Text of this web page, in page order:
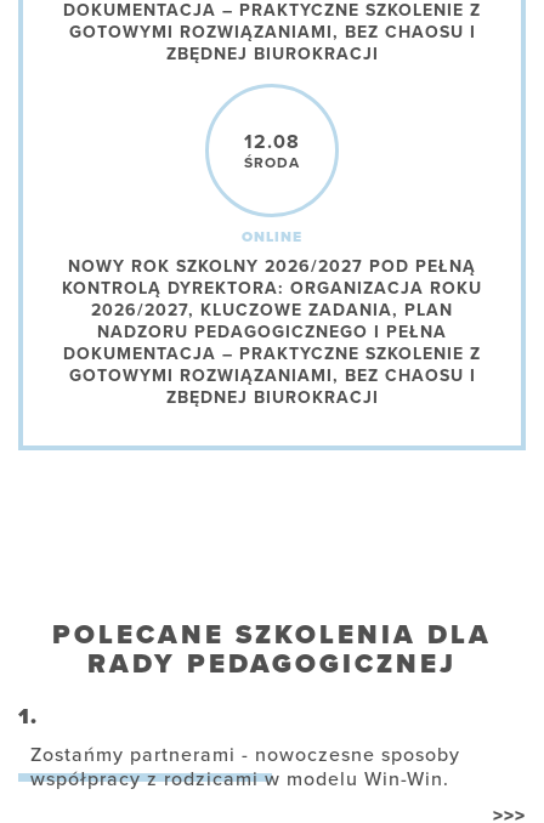
DOKUMENTACJA – PRAKTYCZNE SZKOLENIE Z
GOTOWYMI ROZWIĄZANIAMI, BEZ CHAOSU I
ZBĘDNEJ BIUROKRACJI
12.08
ŚRODA
ONLINE
NOWY ROK SZKOLNY 2026/2027 POD PEŁNĄ
KONTROLĄ DYREKTORA: ORGANIZACJA ROKU
2026/2027, KLUCZOWE ZADANIA, PLAN
NADZORU PEDAGOGICZNEGO I PEŁNA
DOKUMENTACJA – PRAKTYCZNE SZKOLENIE Z
GOTOWYMI ROZWIĄZANIAMI, BEZ CHAOSU I
ZBĘDNEJ BIUROKRACJI
POLECANE SZKOLENIA DLA
RADY PEDAGOGICZNEJ
1.
Zostańmy partnerami - nowoczesne sposoby
współpracy z rodzicami w modelu Win-Win.
>>>